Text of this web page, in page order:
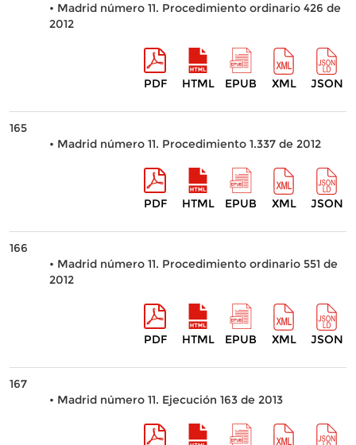
• Madrid número 11. Procedimiento ordinario 426 de
2012
PDF HTML EPUB XML JSON
165
• Madrid número 11. Procedimiento 1.337 de 2012
PDF HTML EPUB XML JSON
166
• Madrid número 11. Procedimiento ordinario 551 de
2012
PDF HTML EPUB XML JSON
167
• Madrid número 11. Ejecución 163 de 2013